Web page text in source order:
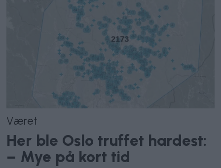
Været
Her ble Oslo truffet hardest:
– Mye på kort tid